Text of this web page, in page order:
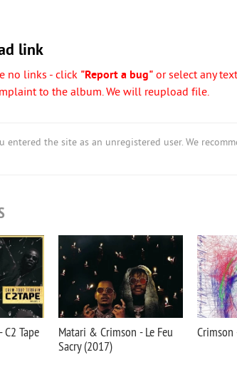
link
no links - click "Report a bug" or select any
to the album. We will reupload file.
entered the site as an unregistered user. We
Tape
Matari & Crimson - Le Feu
Sacrу (2017)
Crimson